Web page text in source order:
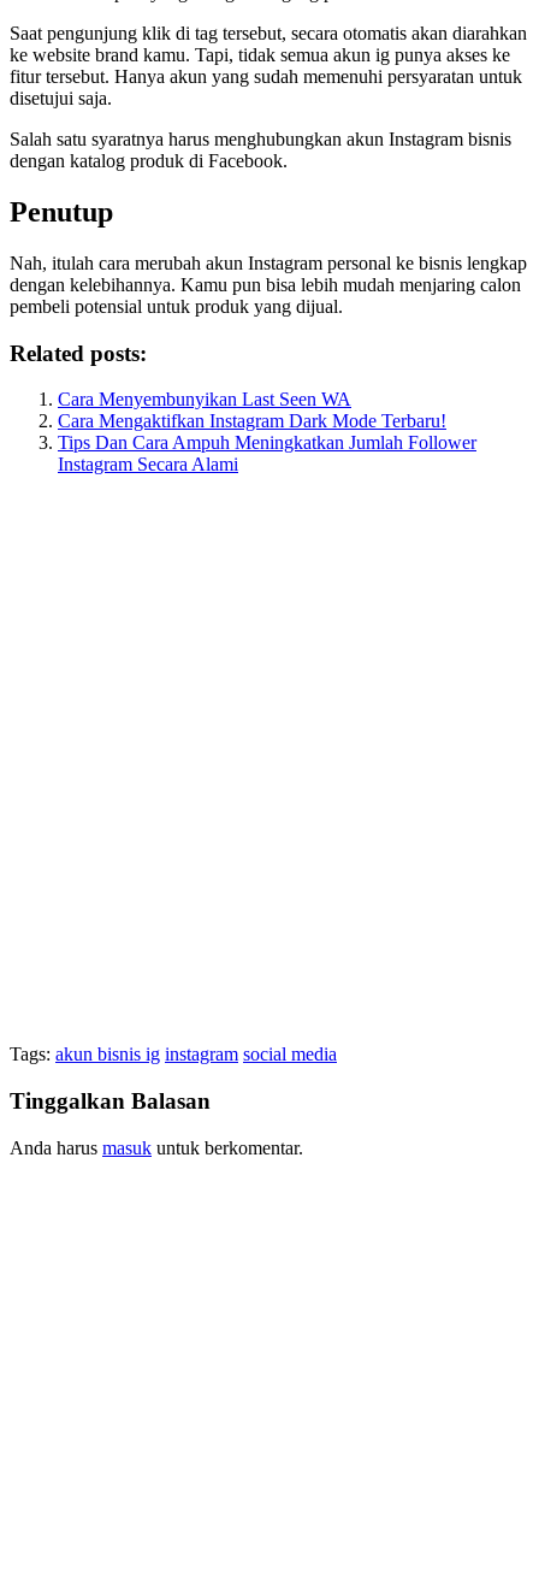
Saat pengunjung klik di tag tersebut, secara otomatis akan diarahkan
ke website brand kamu. Tapi, tidak semua akun ig punya akses ke
fitur tersebut. Hanya akun yang sudah memenuhi persyaratan untuk
disetujui saja.
Salah satu syaratnya harus menghubungkan akun Instagram bisnis
dengan katalog produk di Facebook.
Penutup
Nah, itulah cara merubah akun Instagram personal ke bisnis lengkap
dengan kelebihannya. Kamu pun bisa lebih mudah menjaring calon
pembeli potensial untuk produk yang dijual.
Related posts:
Cara Menyembunyikan Last Seen WA
Cara Mengaktifkan Instagram Dark Mode Terbaru!
Tips Dan Cara Ampuh Meningkatkan Jumlah Follower
Instagram Secara Alami
Tags: akun bisnis ig instagram social media
Tinggalkan Balasan
Anda harus masuk untuk berkomentar.